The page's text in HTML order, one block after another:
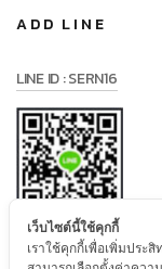
ADD LINE
LINE ID : SERN16
เว็บไซต์นี้ใช้คุกกี้
เราใช้คุกกี้เพื่อเพิ่มปร